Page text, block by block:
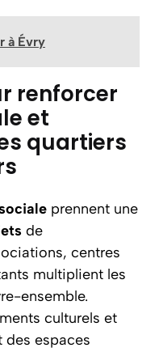
à Évry
renforcer
et
quartiers
prennent une
de
centres
multiplient les
ensemble.
culturels et
espaces